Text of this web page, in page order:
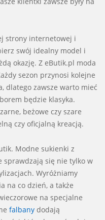
strony internetowej i
swój idealny model i
okazję. Z eButik.pl moda
sezon przynosi kolejne
dlatego zawsze warto mieć
będzie klasyka.
beżowe czy szare
czy oficjalną kreacją.
Modne sukienki z
sprawdzają się nie tylko w
Wyróżniamy
na co dzień, a także
na specjalne
falbany dodają